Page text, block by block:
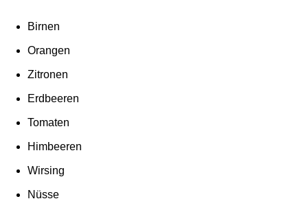
Birnen
Orangen
Zitronen
Erdbeeren
Tomaten
Himbeeren
Wirsing
Nüsse